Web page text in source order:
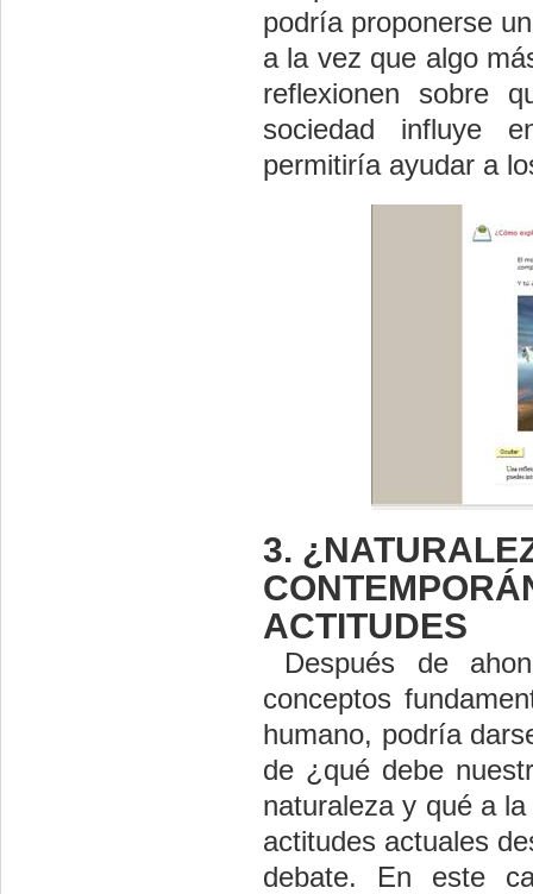
podría proponerse
a la vez que algo
reflexionen sobre
sociedad influye
permitiría ayudar a
3.
ACTITUDES
Después de
conceptos
humano, podría
de ¿qué debe
naturaleza y qué a
actitudes actuales
debate. En este